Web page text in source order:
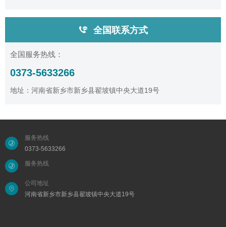
全国联系方式
全国服务热线：
0373-5633266
地址：河南省新乡市新乡县翟坡镇中央大道19号
服务热线
0373-5633266
服务热线
公司地址
河南省新乡市新乡县翟坡镇中央大道19号